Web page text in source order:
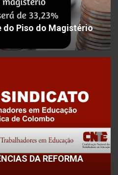
do Piso do Magistério
DA REFORMA